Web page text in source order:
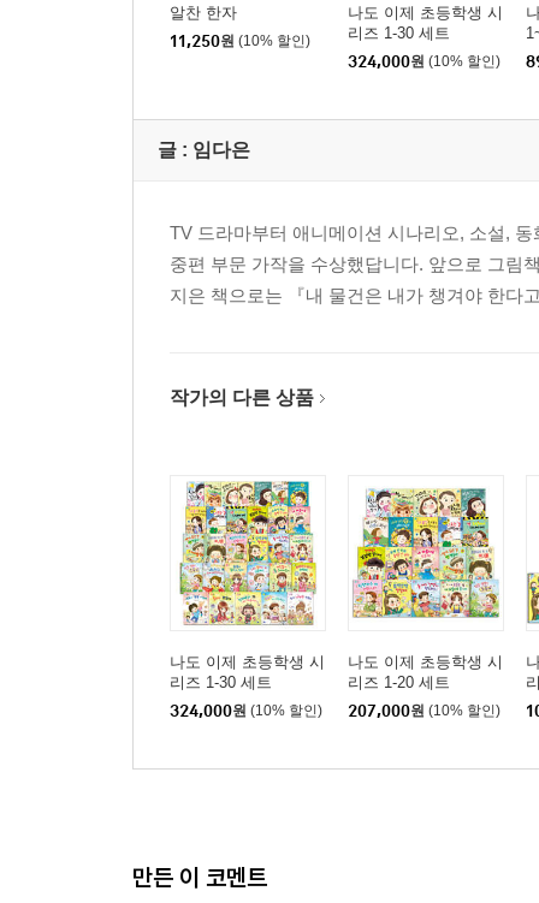
알찬 한자
11,250원 (10% 할인)
나도 이제 초등학생 시
리즈 1-30 세트
324,000원 (10% 할인)
글 : 임다은
TV 드라마부터 애니메이션 시나리오, 소설,
중편 부문 가작을 수상했답니다. 앞으로 그림
지은 책으로는 『내 물건은 내가 챙겨야 한다
작가의 다른 상품
나도 이제 초등학생 시
리즈 1-30 세트
324,000원 (10% 할인)
나도 이제 초등학생 시
리즈 1-20 세트
207,000원 (10% 할인)
만든 이 코멘트